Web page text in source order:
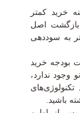
خرید کمتر
بازگشت اصل
به سوددهی
بودجه خرید
وجود ندارد،
تکنولوژی‌های
باشید.